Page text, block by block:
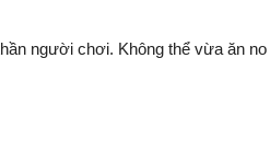
người chơi. Không thể vừa ăn